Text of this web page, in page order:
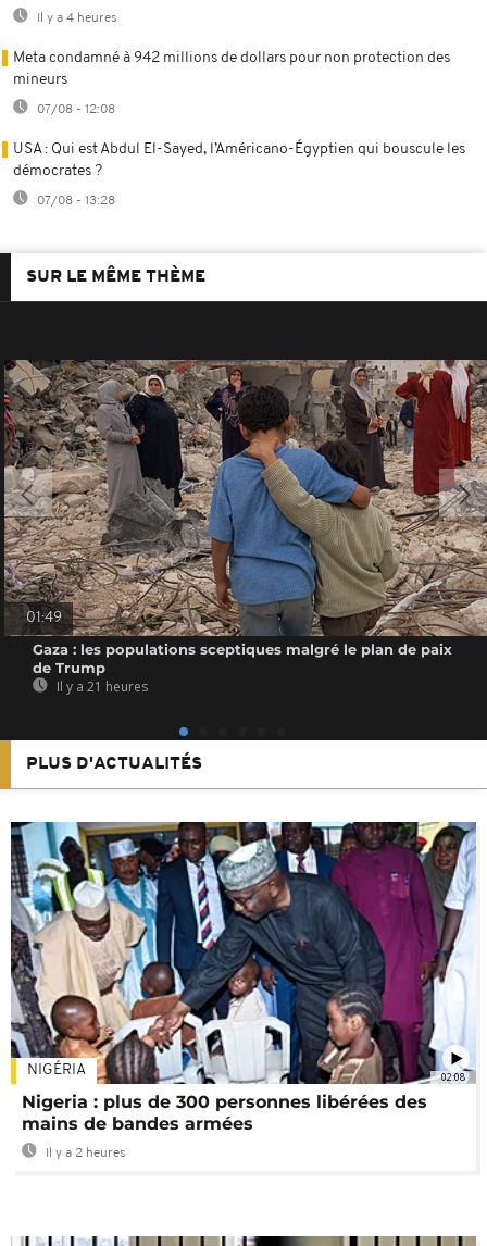
Il y a 4 heures
Meta condamné à 942 millions de dollars pour non protection des
mineurs
07/08 - 12:08
USA : Qui est Abdul El-Sayed, l’Américano-Égyptien qui bouscule les
démocrates ?
07/08 - 13:28
SUR LE MÊME THÈME
01:49
Gaza : les populations sceptiques malgré le plan de paix
de Trump
Il y a 21 heures
PLUS D'ACTUALITÉS
02:08
NIGÉRIA
Nigeria : plus de 300 personnes libérées des
mains de bandes armées
Il y a 2 heures